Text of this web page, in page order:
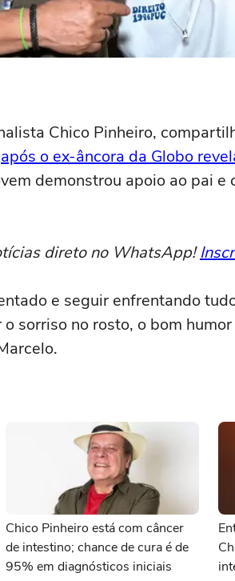
Chico Pinheiro,
após o ex-âncora da Globo
demonstrou apoio ao pai e
direto no WhatsApp!
e seguir enfrentando
sorriso no rosto, o bom
Chico Pinheiro está com câncer
de intestino; chance de cura é de
95% em diagnósticos iniciais